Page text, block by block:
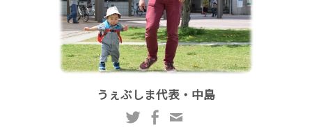
うぇぶしま代表・中島